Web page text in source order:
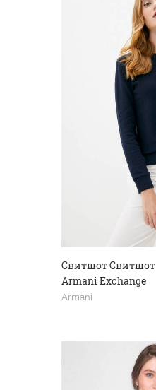
Свитшот Свитшот
Armani Exchange
Armani